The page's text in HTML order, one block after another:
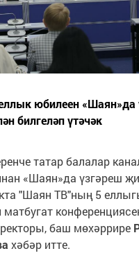
юбилеен «Шаян»да
билгеләп үтәчәк
татар балалар
«Шаян»да үзгәреш
"Шаян ТВ"ның 5
баш мөхәррире
хәбәр итте.